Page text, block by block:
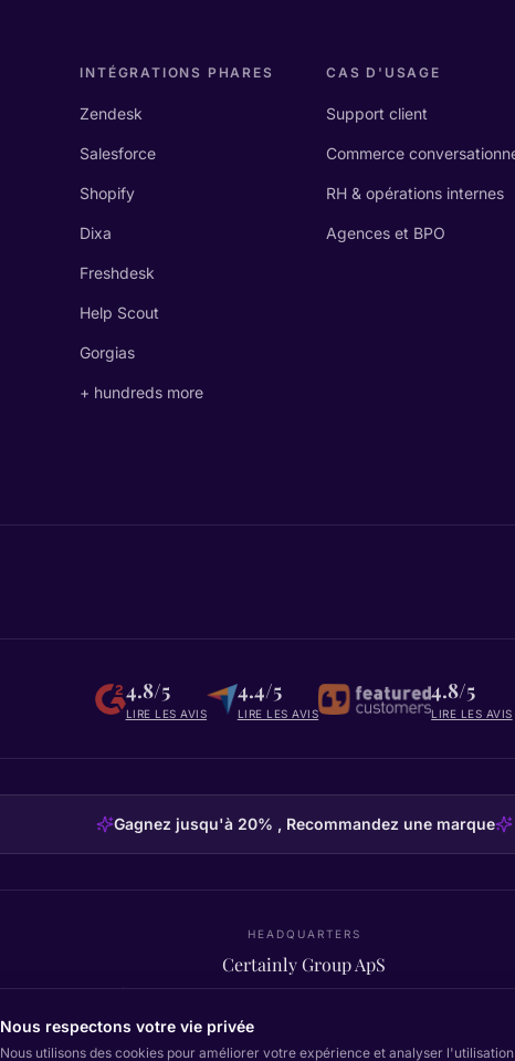
INTÉGRATIONS PHARES
Zendesk
Salesforce
Shopify
Dixa
Freshdesk
Help Scout
Gorgias
+ hundreds more
CAS D'USAGE
Support client
Commerce
RH & opérations internes
Agences et BPO
4.8/5
LIRE LES AVIS
4.4/5
LIRE LES AVIS
4.8/5
LIRE LES AVIS
Gagnez jusqu'à 20% , Recommandez une marque
HEADQUARTERS
Certainly Group ApS
C/O GRROW, Pilestræde 52A · 1112 København K · Denmark
Nous respectons votre vie privée
Nous utilisons des cookies pour améliorer votre expérience et analyser l'utilisation